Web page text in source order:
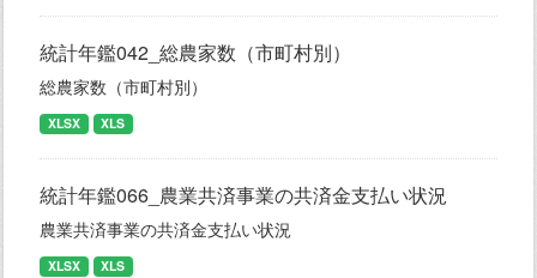
統計年鑑042_総農家数（市町村別）
総農家数（市町村別）
XLSX XLS
統計年鑑066_農業共済事業の共済金支払い状況
農業共済事業の共済金支払い状況
XLSX XLS